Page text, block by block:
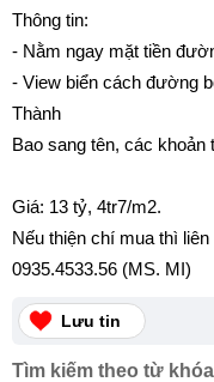
Thông tin:
- Nằm ngay mặt tiền
- View biển cách đường
Thành
Bao sang tên, các
Giá: 13 tỷ, 4tr7/m2.
Nếu thiện chí mua thì
0935.4533.56 (MS. MI)
Lưu tin
Tìm kiếm theo từ